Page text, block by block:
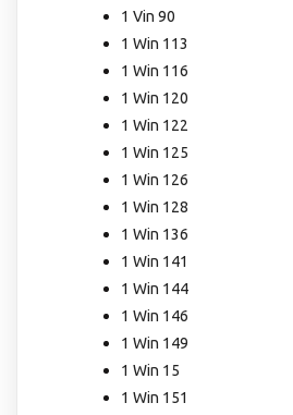
1 Vin 90
1 Win 113
1 Win 116
1 Win 120
1 Win 122
1 Win 125
1 Win 126
1 Win 128
1 Win 136
1 Win 141
1 Win 144
1 Win 146
1 Win 149
1 Win 15
1 Win 151